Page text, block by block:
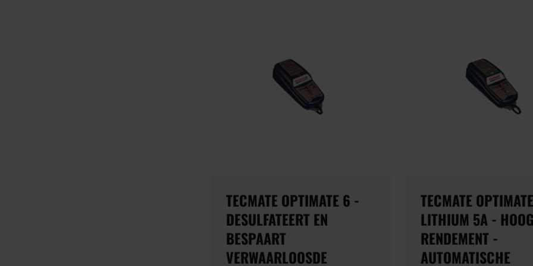
TECMATE OPTIMATE 6 -
DESULFATEERT EN
BESPAART
VERWAARLOOSDE
TECMATE OPTIMATE
LITHIUM 5A -
RENDEMENT -
AUTOMATISCHE